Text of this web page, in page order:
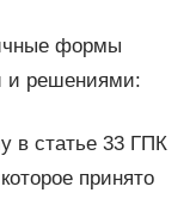
формы
и решениями:
в статье 33 ГПК
принято